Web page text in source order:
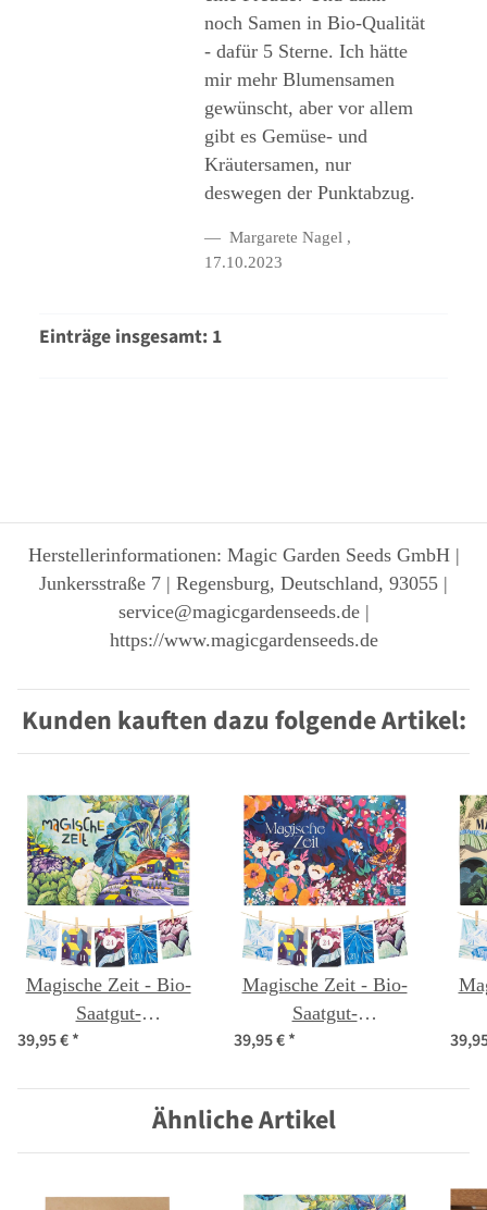
noch Samen in Bio-Qualität
- dafür 5 Sterne. Ich hätte
mir mehr Blumensamen
gewünscht, aber vor allem
gibt es Gemüse- und
Kräutersamen, nur
deswegen der Punktabzug.
Margarete Nagel ,
17.10.2023
Einträge insgesamt: 1
Herstellerinformationen: Magic Garden Seeds GmbH |
Junkersstraße 7 | Regensburg, Deutschland, 93055 |
service@magicgardenseeds.de |
https://www.magicgardenseeds.de
Kunden kauften dazu folgende Artikel:
Magische Zeit - Bio-
Saatgut-
Adventskalender -
39,95 €*
Magische Zeit - Bio-
Saatgut-
Adventskalender -
39,95 €*
Ähnliche Artikel